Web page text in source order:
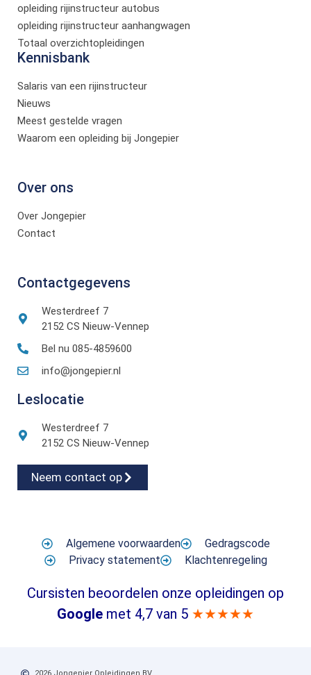
opleiding rijinstructeur autobus
opleiding rijinstructeur aanhangwagen
Totaal overzichtopleidingen
Kennisbank
Salaris van een rijinstructeur
Nieuws
Meest gestelde vragen
Waarom een opleiding bij Jongepier
Over ons
Over Jongepier
Contact
Contactgegevens
Westerdreef 7
2152 CS Nieuw-Vennep
Bel nu 085-4859600
info@jongepier.nl
Leslocatie
Westerdreef 7
2152 CS Nieuw-Vennep
Neem contact op
Algemene voorwaarden
Gedragscode
Privacy statement
Klachtenregeling
Cursisten beoordelen onze opleidingen op
Google met 4,7 van 5 ★★★★★
2026 Jongepier Opleidingen BV